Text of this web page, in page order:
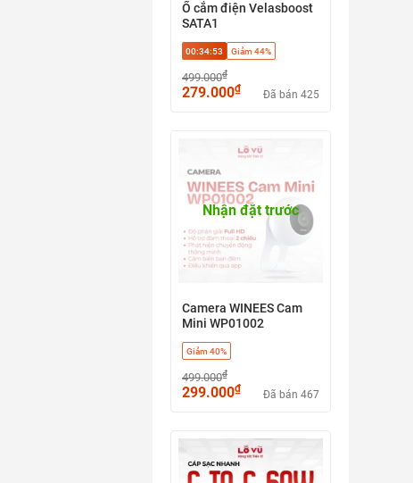
Ổ cắm điện Velasboost
SATA1
00:34:52 Giảm 44%
499.000₫
279.000₫ Đã bán 425
Nhận đặt trước
Camera WINEES Cam
Mini WP01002
Giảm 40%
499.000₫
299.000₫ Đã bán 467